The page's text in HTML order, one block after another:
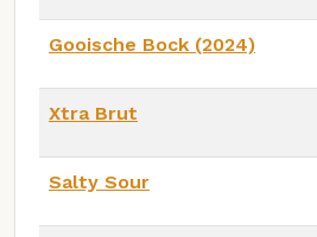
Gooische Bock (2024)
Xtra Brut
Salty Sour